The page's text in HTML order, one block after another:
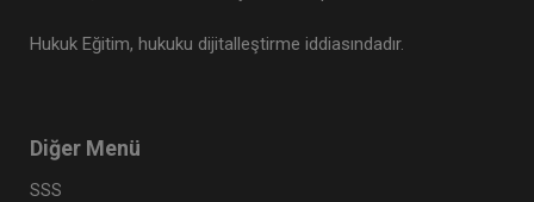
Hukuk Eğitim, hukuku dijitalleştirme iddiasındadır.
Diğer Menü
SSS